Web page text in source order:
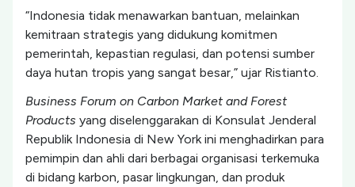
“Indonesia tidak menawarkan bantuan, melainkan
kemitraan strategis yang didukung komitmen
pemerintah, kepastian regulasi, dan potensi sumber
daya hutan tropis yang sangat besar,” ujar Ristianto.
Business Forum on Carbon Market and Forest
Products yang diselenggarakan di Konsulat Jenderal
Republik Indonesia di New York ini menghadirkan para
pemimpin dan ahli dari berbagai organisasi terkemuka
di bidang karbon, pasar lingkungan, dan produk